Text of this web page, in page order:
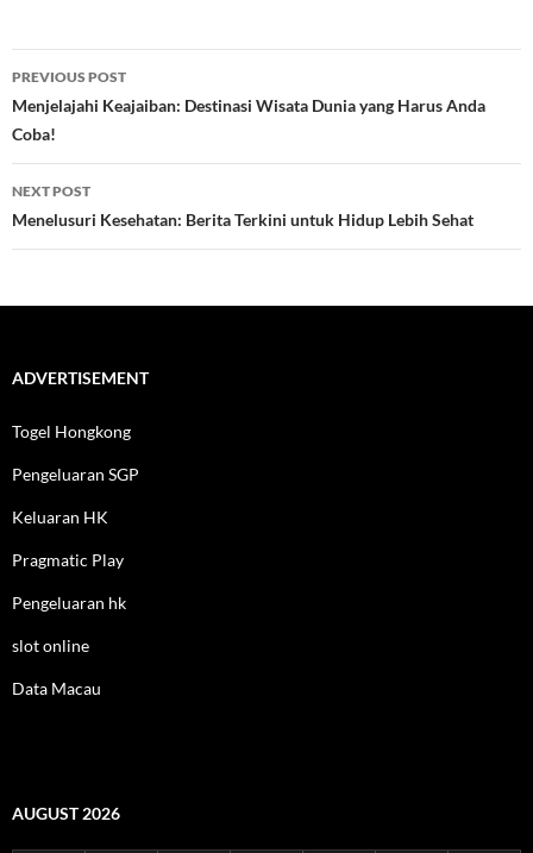
Post
navigation
PREVIOUS POST
Menjelajahi Keajaiban: Destinasi Wisata Dunia yang Harus Anda
Coba!
NEXT POST
Menelusuri Kesehatan: Berita Terkini untuk Hidup Lebih Sehat
ADVERTISEMENT
Togel Hongkong
Pengeluaran SGP
Keluaran HK
Pragmatic Play
Pengeluaran hk
slot online
Data Macau
AUGUST 2026